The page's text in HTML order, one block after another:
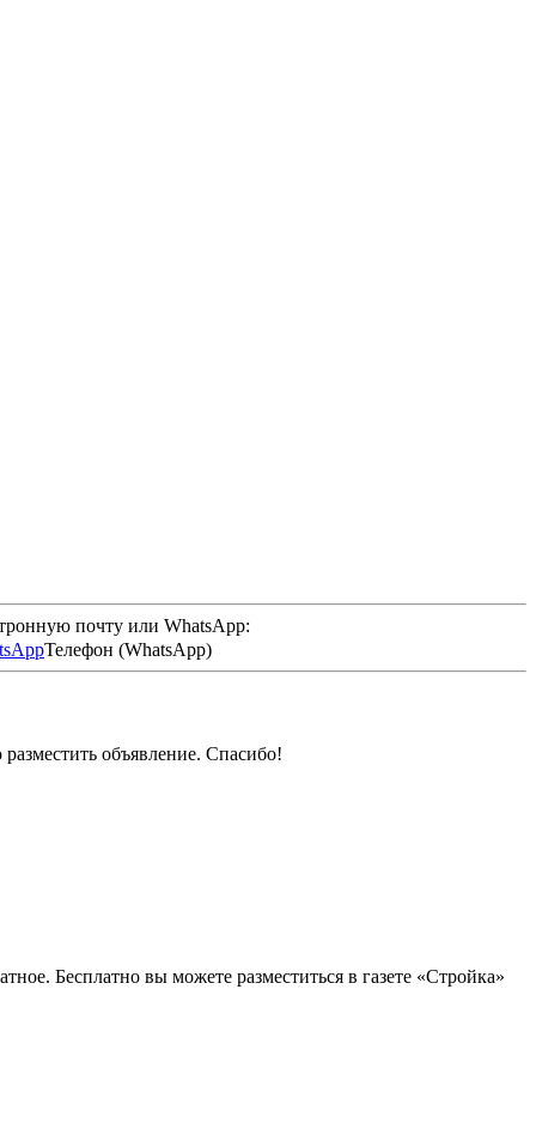
почту или WhatsApp:
Телефон (WhatsApp)
объявление. Спасибо!
Бесплатно вы можете разместиться в газете «Стройка»